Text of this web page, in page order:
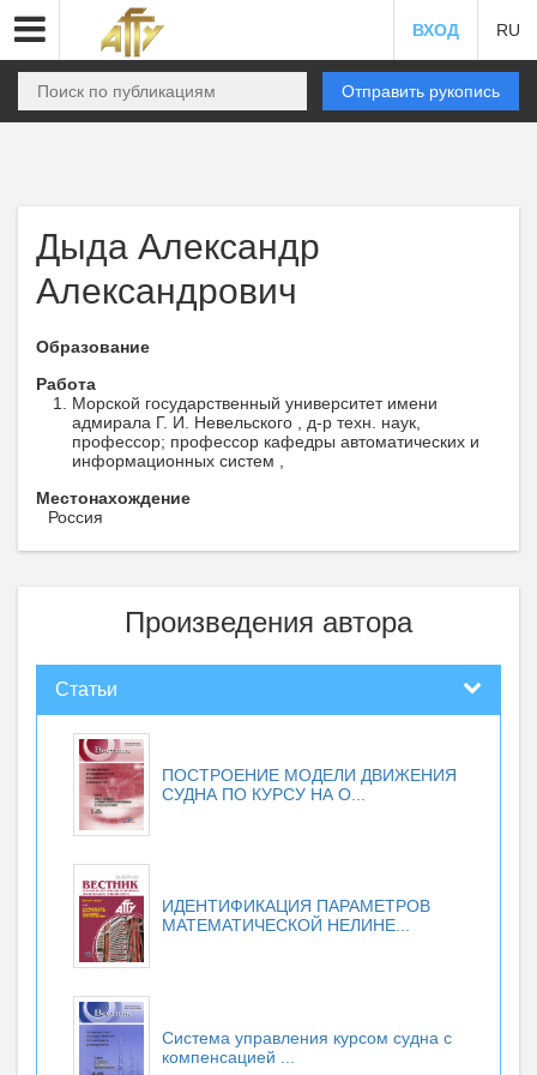
ВХОД RU
Отправить рукопись
Дыда Александр
Александрович
Образование
Работа
Морской государственный университет имени
адмирала Г. И. Невельского , д-р техн. наук,
профессор; профессор кафедры автоматических и
информационных систем ,
Местонахождение
Россия
Произведения автора
Статьи
ПОСТРОЕНИЕ МОДЕЛИ ДВИЖЕНИЯ
СУДНА ПО КУРСУ НА О...
ИДЕНТИФИКАЦИЯ ПАРАМЕТРОВ
МАТЕМАТИЧЕСКОЙ НЕЛИНЕ...
Система управления курсом судна с
компенсацией ...